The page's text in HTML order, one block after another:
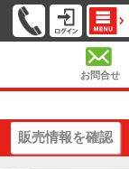
お問合せ
販売情報を確認